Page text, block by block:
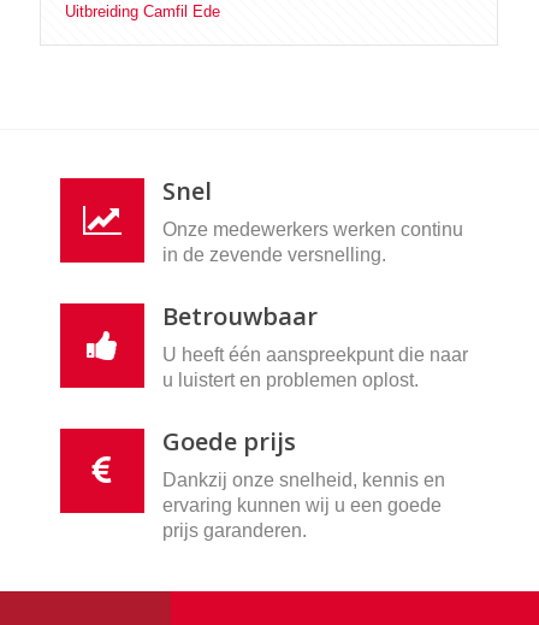
Uitbreiding Camfil Ede
Snel
Onze medewerkers werken continu
in de zevende versnelling.
Betrouwbaar
U heeft één aanspreekpunt die naar
u luistert en problemen oplost.
Goede prijs
Dankzij onze snelheid, kennis en
ervaring kunnen wij u een goede
prijs garanderen.